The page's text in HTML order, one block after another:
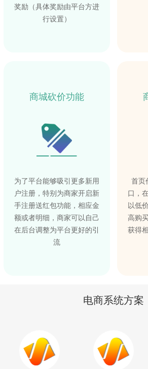
奖励（具体奖励由平台方进
行设置）
商城砍价功能
为了平台能够吸引更多新用
户注册，特别为商家开启新
手注册送红包功能，相应金
额或者明细，商家可以自己
在后台调整为平台更好的引
流
首页
口，
以低
高购
获得
电商系统方案